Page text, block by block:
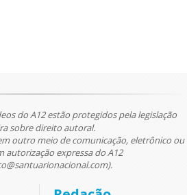
do A12 estão protegidos pela legislação
sobre direito autoral.
outro meio de comunicação, eletrônico ou
autorização expressa do A12